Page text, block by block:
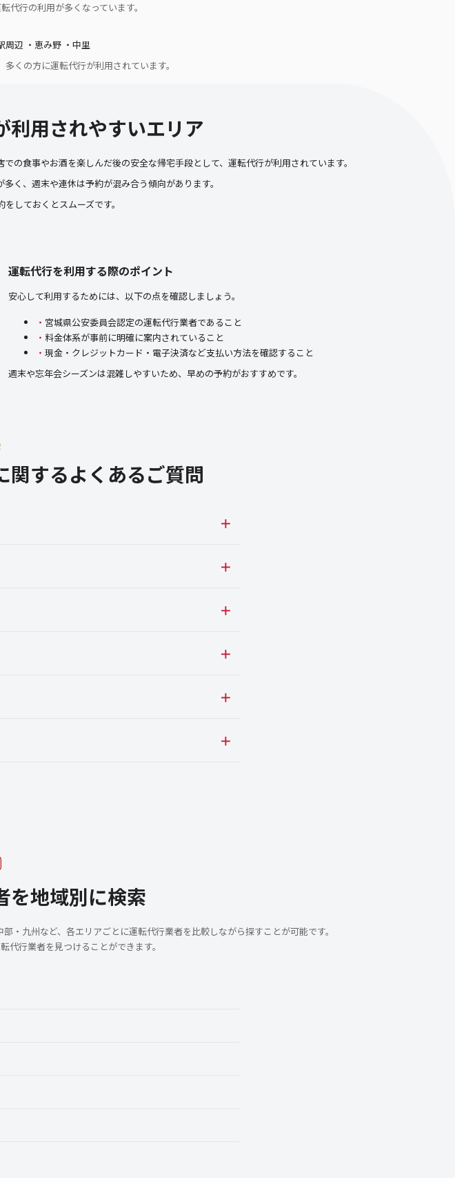
代行の利用が多くなっています。
周辺 ・恵み野 ・中里
くの方に運転代行が利用されています。
利用されやすいエリア
食事やお酒を楽しんだ後の安全な帰宅手段として、運転代行が利用されています。
く、週末や連休は予約が混み合う傾向があります。
しておくとスムーズです。
運転代行を利用する際のポイント
安心して利用するためには、以下の点を確認しましょう。
宮城県公安委員会認定の運転代行業者であること
料金体系が事前に明確に案内されていること
現金・クレジットカード・電子決済など支払い方法を確認すること
週末や忘年会シーズンは混雑しやすいため、早めの予約がおすすめです。
関するよくあるご質問
を地域別に検索
九州など、各エリアごとに運転代行業者を比較しながら探すことが可能です。
代行業者を見つけることができます。